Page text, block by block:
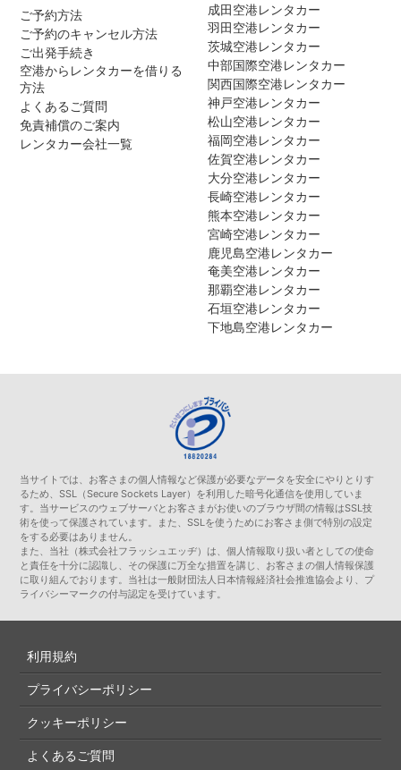
ご予約方法
ご予約のキャンセル方法
ご出発手続き
空港からレンタカーを借りる
方法
よくあるご質問
免責補償のご案内
レンタカー会社一覧
成田空港レンタカー
羽田空港レンタカー
茨城空港レンタカー
中部国際空港レンタカー
関西国際空港レンタカー
神戸空港レンタカー
松山空港レンタカー
福岡空港レンタカー
佐賀空港レンタカー
大分空港レンタカー
長崎空港レンタカー
熊本空港レンタカー
宮崎空港レンタカー
鹿児島空港レンタカー
奄美空港レンタカー
那覇空港レンタカー
石垣空港レンタカー
下地島空港レンタカー
当サイトでは、お客さまの個人情報など保護が必要なデータを安全にやりとりす
るため、SSL（Secure Sockets Layer）を利用した暗号化通信を使用していま
す。当サービスのウェブサーバとお客さまがお使いのブラウザ間の情報はSSL技
術を使って保護されています。また、SSLを使うためにお客さま側で特別の設定
をする必要はありません。
また、当社（株式会社フラッシュエッヂ）は、個人情報取り扱い者としての使命
と責任を十分に認識し、その保護に万全な措置を講じ、お客さまの個人情報保護
に取り組んでおります。当社は一般財団法人日本情報経済社会推進協会より、プ
ライバシーマークの付与認定を受けています。
利用規約
プライバシーポリシー
クッキーポリシー
よくあるご質問